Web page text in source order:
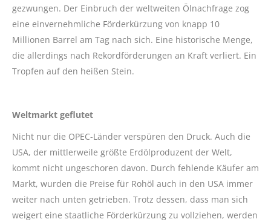
gezwungen. Der Einbruch der weltweiten Ölnachfrage zog
eine einvernehmliche Förderkürzung von knapp 10
Millionen Barrel am Tag nach sich. Eine historische Menge,
die allerdings nach Rekordförderungen an Kraft verliert. Ein
Tropfen auf den heißen Stein.
Weltmarkt geflutet
Nicht nur die OPEC-Länder verspüren den Druck. Auch die
USA, der mittlerweile größte Erdölproduzent der Welt,
kommt nicht ungeschoren davon. Durch fehlende Käufer am
Markt, wurden die Preise für Rohöl auch in den USA immer
weiter nach unten getrieben. Trotz dessen, dass man sich
weigert eine staatliche Förderkürzung zu vollziehen, werden